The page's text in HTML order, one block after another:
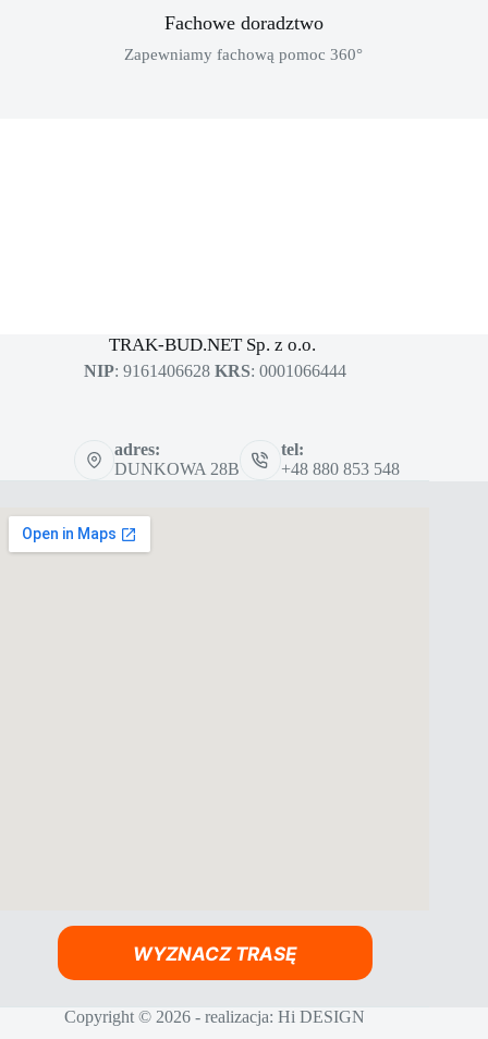
Fachowe doradztwo
Zapewniamy fachową pomoc 360°
TRAK-BUD.NET Sp. z o.o.
NIP: 9161406628 KRS: 0001066444
adres:
DUNKOWA 28B
tel:
+48 880 853 548
WYZNACZ TRASĘ
Copyright © 2026 - realizacja:Hi DESIGN